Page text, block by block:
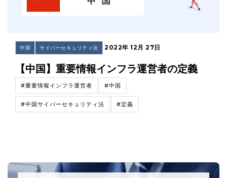
中国 サイバーセキュリティ法 2022年 12月 27日
【中国】重要情報インフラ運営者の定義
#重要情報インフラ運営者 #中国
#中国サイバーセキュリティ法 #定義